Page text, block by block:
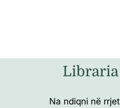
Na ndiqni në